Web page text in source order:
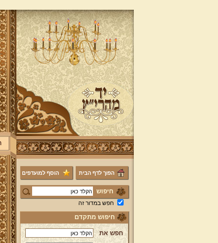
הפוך לדף הבית הוסף למועדפים
חיפוש
חפש במדור זה
חיפוש מתקדם
חפש את